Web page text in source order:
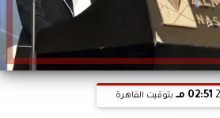
02:51 مـ بتوقيت القاهرة